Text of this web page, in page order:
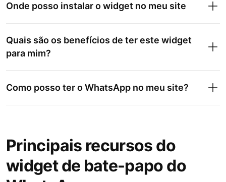
Onde posso instalar o widget no meu site
Quais são os benefícios de ter este widget
para mim?
Como posso ter o WhatsApp no meu site?
Principais recursos do
widget de bate-papo do